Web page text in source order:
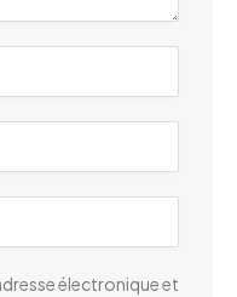
électronique et